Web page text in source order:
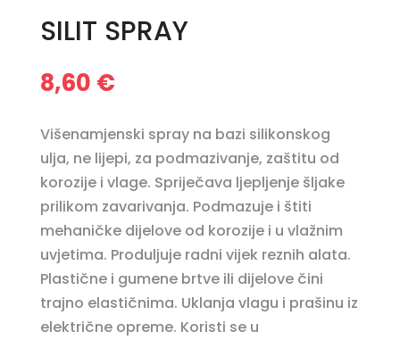
SILIT SPRAY
8,60 €
Višenamjenski spray na bazi silikonskog
ulja, ne lijepi, za podmazivanje, zaštitu od
korozije i vlage. Spriječava ljepljenje šljake
prilikom zavarivanja. Podmazuje i štiti
mehaničke dijelove od korozije i u vlažnim
uvjetima. Produljuje radni vijek reznih alata.
Plastične i gumene brtve ili dijelove čini
trajno elastičnima. Uklanja vlagu i prašinu iz
električne opreme. Koristi se u